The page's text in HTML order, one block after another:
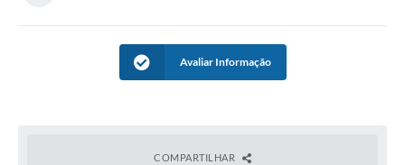
Avaliar Informação
COMPARTILHAR